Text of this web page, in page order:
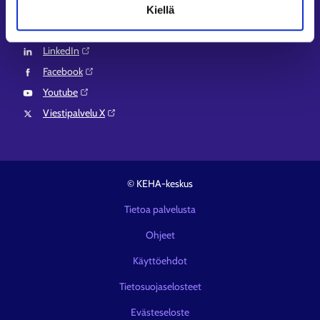
Kiellä
Instagram⁠
LinkedIn⁠
Facebook⁠
Youtube⁠
Viestipalvelu X⁠
© KEHA-keskus
Tietoa palvelusta
Ohjeet
Käyttöehdot
Tietosuojaselosteet
Evästeseloste